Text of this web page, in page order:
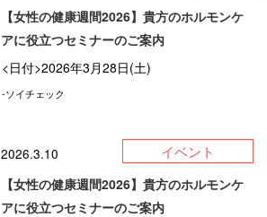
【女性の健康週間2026】貴方のホルモンケ
アに役立つセミナーのご案内
<日付>2026年3月28日(土)
-ソイチェック
2026.3.10 イベント
【女性の健康週間2026】貴方のホルモンケ
アに役立つセミナーのご案内